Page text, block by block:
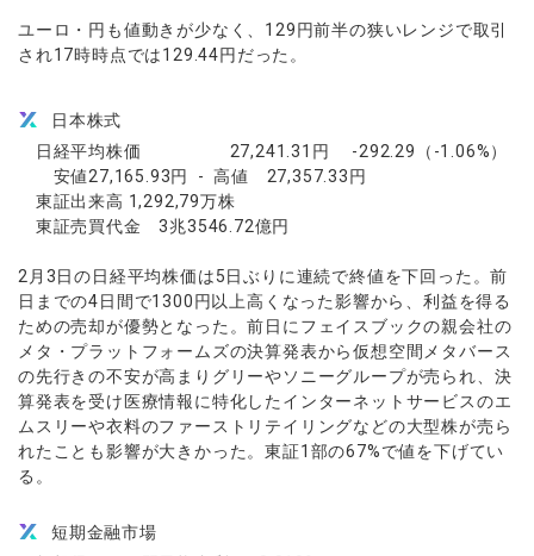
ユーロ・円も値動きが少なく、129円前半の狭いレンジで取引
され17時時点では129.44円だった。
日本株式
日経平均株価 27,241.31円 -292.29（-1.06%）
安値27,165.93円 - 高値 27,357.33円
東証出来高 1,292,79万株
東証売買代金 3兆3546.72億円
2月3日の日経平均株価は5日ぶりに連続で終値を下回った。前
日までの4日間で1300円以上高くなった影響から、利益を得る
ための売却が優勢となった。前日にフェイスブックの親会社の
メタ・プラットフォームズの決算発表から仮想空間メタバース
の先行きの不安が高まりグリーやソニーグループが売られ、決
算発表を受け医療情報に特化したインターネットサービスのエ
ムスリーや衣料のファーストリテイリングなどの大型株が売ら
れたことも影響が大きかった。東証1部の67%で値を下げてい
る。
短期金融市場